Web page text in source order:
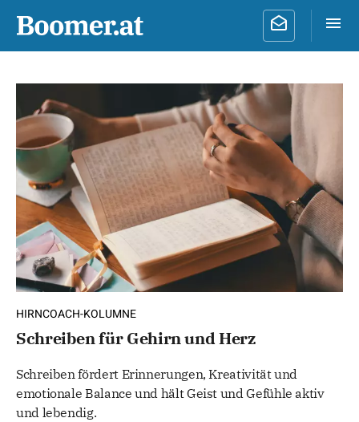
HIRNCOACH-KOLUMNE
Schreiben für Gehirn und Herz
Schreiben fördert Erinnerungen, Kreativität und
emotionale Balance und hält Geist und Gefühle aktiv
und lebendig.